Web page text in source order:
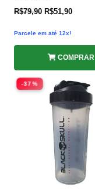
R$79,90 R$51,90
Parcele em até 12x!
COMPRAR
-37%